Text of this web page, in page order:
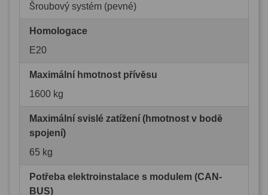
Šroubový systém (pevné)
Homologace
E20
Maximální hmotnost přívěsu
1600 kg
Maximální svislé zatížení (hmotnost v bodě
spojení)
65 kg
Potřeba elektroinstalace s modulem (CAN-
BUS)